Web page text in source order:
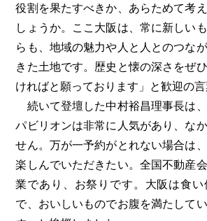
役割を果たすべきか、あらためて考
しょうか。ここ大阪は、常に新しい
らも、地域の魅力や人と人とのつな
きた土地です。歴史と懐の深さをぜ
ければと願っております」と歓迎の言
続いて登壇した中村裕昌理事長は
パビリオンは非常に人気があり、な
せん。万が一予約がとれない場合は
楽しんでいただきたい。全国不動産
業であり、お祭りです。大阪は食
で、おいしいものでお腹を満たして